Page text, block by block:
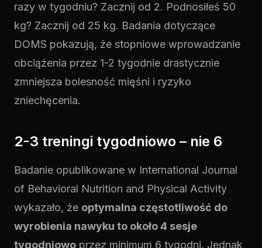
razy w tygodniu? Zacznij od 2. Podnosiłeś 50
kg? Zacznij od 25 kg. Badania dotyczące
DOMS pokazują, że stopniowe wprowadzanie
obciążenia przez 1-2 tygodnie drastycznie
zmniejsza bolesność mięśni i ryzyko
zniechęcenia.
2-3 treningi tygodniowo – nie 6
Badanie opublikowane w International Journal
of Behavioral Nutrition and Physical Activity
wykazało, że optymalna częstotliwość do
wyrobienia nawyku to około 4 sesje
tygodniowo przez minimum 6 tygodni. Jednak